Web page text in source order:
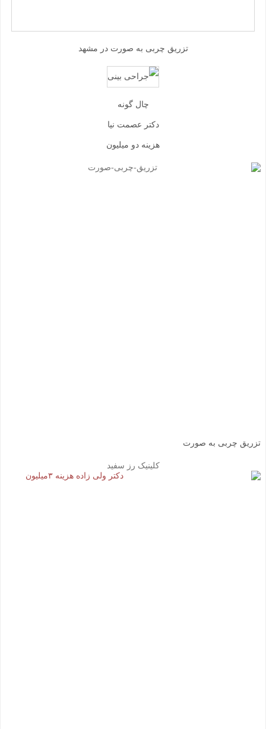
تزریق چربی به صورت در مشهد
چال گونه
دکتر عصمت نیا
هزینه دو میلیون
تزریق چربی به صورت
کلینیک رز سفید